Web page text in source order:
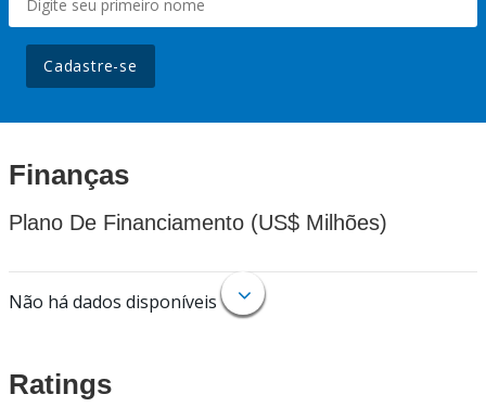
Cadastre-se
Finanças
Plano De Financiamento (US$ Milhões)
Não há dados disponíveis
Ratings